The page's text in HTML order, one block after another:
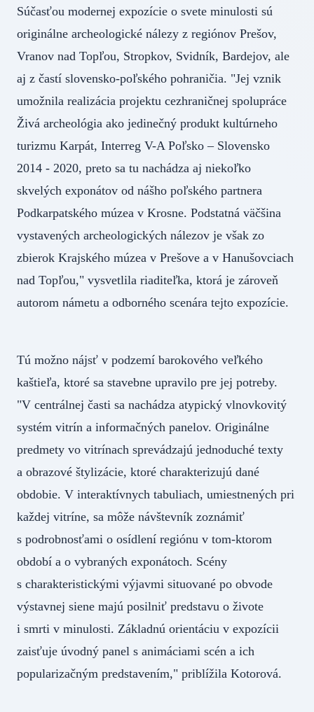
Súčasťou modernej expozície o svete minulosti sú
originálne archeologické nálezy z regiónov Prešov,
Vranov nad Topľou, Stropkov, Svidník, Bardejov, ale
aj z častí slovensko-poľského pohraničia. "Jej vznik
umožnila realizácia projektu cezhraničnej spolupráce
Živá archeológia ako jedinečný produkt kultúrneho
turizmu Karpát, Interreg V-A Poľsko – Slovensko
2014 - 2020, preto sa tu nachádza aj niekoľko
skvelých exponátov od nášho poľského partnera
Podkarpatského múzea v Krosne. Podstatná väčšina
vystavených archeologických nálezov je však zo
zbierok Krajského múzea v Prešove a v Hanušovciach
nad Topľou," vysvetlila riaditeľka, ktorá je zároveň
autorom námetu a odborného scenára tejto expozície.
Tú možno nájsť v podzemí barokového veľkého
kaštieľa, ktoré sa stavebne upravilo pre jej potreby.
"V centrálnej časti sa nachádza atypický vlnovkovitý
systém vitrín a informačných panelov. Originálne
predmety vo vitrínach sprevádzajú jednoduché texty
a obrazové štylizácie, ktoré charakterizujú dané
obdobie. V interaktívnych tabuliach, umiestnených pri
každej vitríne, sa môže návštevník zoznámiť
s podrobnosťami o osídlení regiónu v tom-ktorom
období a o vybraných exponátoch. Scény
s charakteristickými výjavmi situované po obvode
výstavnej siene majú posilniť predstavu o živote
i smrti v minulosti. Základnú orientáciu v expozícii
zaisťuje úvodný panel s animáciami scén a ich
popularizačným predstavením," priblížila Kotorová.